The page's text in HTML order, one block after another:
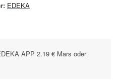
EDEKA
APP 2.19 € Mars oder